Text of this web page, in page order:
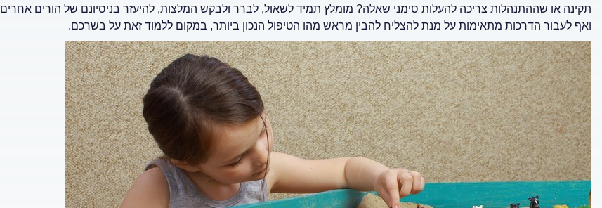
תקינה או שההתנהלות צריכה להעלות סימני שאלה? מומלץ תמיד לשאול, לברר ולבקש המלצות, להיעזר בניסיונם של הורים אחרים
ואף לעבור הדרכות מתאימות על מנת להצליח להבין מראש מהו הטיפול הנכון ביותר, במקום ללמוד זאת על בשרכם.